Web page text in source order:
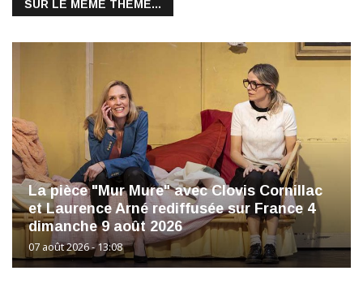
SUR LE MÊME THÈME...
La pièce "Mur Mure" avec Clovis Cornillac
et Laurence Arné rediffusée sur France 4
dimanche 9 août 2026
07 août 2026 - 13:08